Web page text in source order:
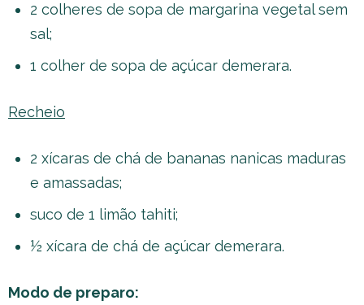
2 colheres de sopa de margarina vegetal sem
sal;
1 colher de sopa de açúcar demerara.
Recheio
2 xícaras de chá de bananas nanicas maduras
e amassadas;
suco de 1 limão tahiti;
½ xícara de chá de açúcar demerara.
Modo de preparo: